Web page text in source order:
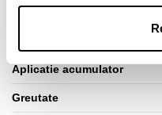
Inaltime acumulator (mm)
Aplicatie acumulator
Greutate